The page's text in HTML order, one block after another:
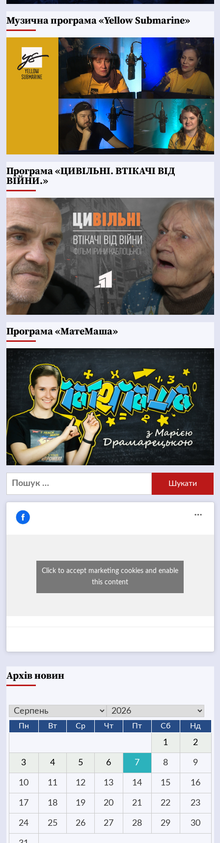
Музична програма «Yellow Submarine»
Програма «ЦИВІЛЬНІ. ВТІКАЧІ ВІД
ВІЙНИ.»
Програма «МатеМаша»
Пошук:
Click to accept marketing cookies and enable
this content
Архів новин
Пн Вт Ср Чт Пт Сб Нд
1 2
3 4 5 6 7 8 9
10 11 12 13 14 15 16
17 18 19 20 21 22 23
24 25 26 27 28 29 30